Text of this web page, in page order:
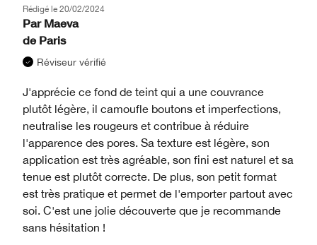
Rédigé le 20/02/2024
Par Maeva
de Paris
Réviseur vérifié
J'apprécie ce fond de teint qui a une couvrance
plutôt légère, il camoufle boutons et imperfections,
neutralise les rougeurs et contribue à réduire
l'apparence des pores. Sa texture est légère, son
application est très agréable, son fini est naturel et sa
tenue est plutôt correcte. De plus, son petit format
est très pratique et permet de l'emporter partout avec
soi. C'est une jolie découverte que je recommande
sans hésitation !